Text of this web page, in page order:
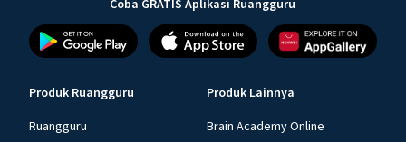
Coba GRATIS Aplikasi Ruangguru
Produk Ruangguru
Ruangguru
Produk Lainnya
Brain Academy Online